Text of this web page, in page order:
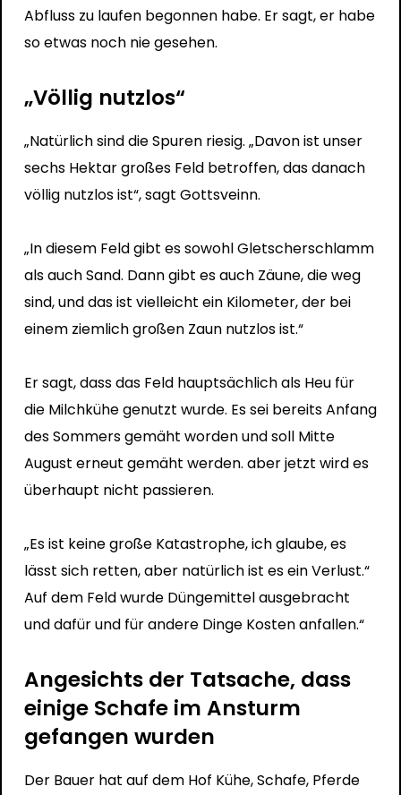
Abfluss zu laufen begonnen habe. Er sagt, er habe
so etwas noch nie gesehen.
„Völlig nutzlos“
„Natürlich sind die Spuren riesig. „Davon ist unser
sechs Hektar großes Feld betroffen, das danach
völlig nutzlos ist“, sagt Gottsveinn.
„In diesem Feld gibt es sowohl Gletscherschlamm
als auch Sand. Dann gibt es auch Zäune, die weg
sind, und das ist vielleicht ein Kilometer, der bei
einem ziemlich großen Zaun nutzlos ist.“
Er sagt, dass das Feld hauptsächlich als Heu für
die Milchkühe genutzt wurde. Es sei bereits Anfang
des Sommers gemäht worden und soll Mitte
August erneut gemäht werden. aber jetzt wird es
überhaupt nicht passieren.
„Es ist keine große Katastrophe, ich glaube, es
lässt sich retten, aber natürlich ist es ein Verlust.“
Auf dem Feld wurde Düngemittel ausgebracht
und dafür und für andere Dinge Kosten anfallen.“
Angesichts der Tatsache, dass
einige Schafe im Ansturm
gefangen wurden
Der Bauer hat auf dem Hof ​​Kühe, Schafe, Pferde